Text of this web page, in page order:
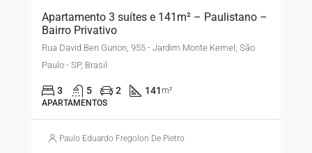
Apartamento 3 suítes e 141m² – Paulistano –
Bairro Privativo
Rua David Ben Gurion, 955 - Jardim Monte Kemel, São
Paulo - SP, Brasil
3 5 2 141m²
APARTAMENTOS
Paulo Eduardo Fregolon De Pietro